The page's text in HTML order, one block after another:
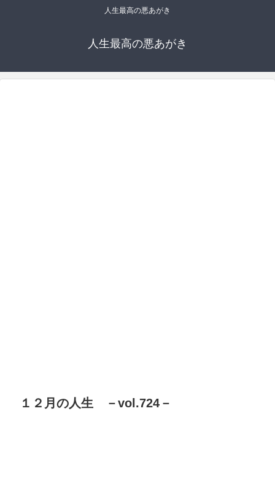
人生最高の悪あがき
人生最高の悪あがき
１２月の人生 －vol.724－